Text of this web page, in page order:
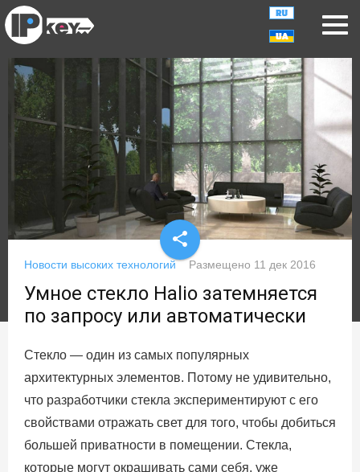
share
Новости высоких технологий Размещено 11 дек 2016
Умное стекло Halio затемняется
по запросу или автоматически
Стекло — один из самых популярных
архитектурных элементов. Потому не удивительно,
что разработчики стекла экспериментируют с его
свойствами отражать свет для того, чтобы добиться
большей приватности в помещении. Стекла,
которые могут окрашивать сами себя, уже